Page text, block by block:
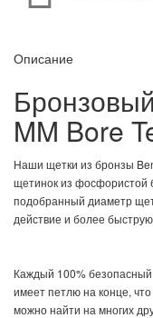
Описание
MM Bore
Наши щетки из бронзы
щетинок из фосфористой
подобранный диаметр
действие и более быструю
Каждый 100%
имеет петлю на конце,
можно найти на многих